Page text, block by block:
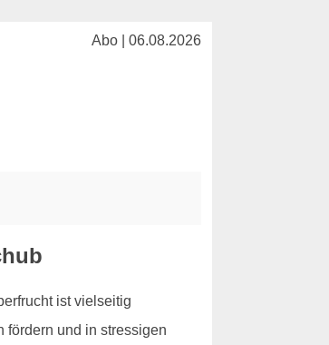
Abo | 06.08.2026
ist vielseitig
fördern und in stressigen